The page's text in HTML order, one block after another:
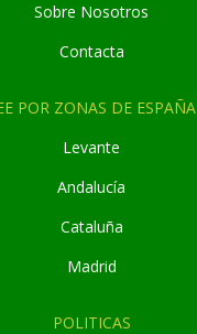
Sobre Nosotros
Contacta
POR ZONAS DE ESPAÑA
Levante
Andalucía
Cataluña
Madrid
POLITICAS